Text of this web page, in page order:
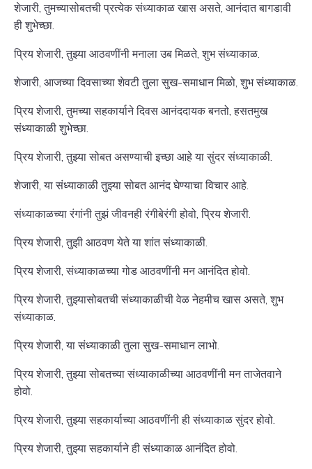
शेजारी, तुमच्यासोबतची प्रत्येक संध्याकाळ खास असते, आनंदात बागडावी
ही शुभेच्छा.
प्रिय शेजारी, तुझ्या आठवणींनी मनाला उब मिळते, शुभ संध्याकाळ.
शेजारी, आजच्या दिवसाच्या शेवटी तुला सुख-समाधान मिळो, शुभ संध्याकाळ.
प्रिय शेजारी, तुमच्या सहकार्याने दिवस आनंददायक बनतो, हसतमुख
संध्याकाळी शुभेच्छा.
प्रिय शेजारी, तुझ्या सोबत असण्याची इच्छा आहे या सुंदर संध्याकाळी.
शेजारी, या संध्याकाळी तुझ्या सोबत आनंद घेण्याचा विचार आहे.
संध्याकाळच्या रंगांनी तुझं जीवनही रंगीबेरंगी होवो, प्रिय शेजारी.
प्रिय शेजारी, तुझी आठवण येते या शांत संध्याकाळी.
प्रिय शेजारी, संध्याकाळच्या गोड आठवणींनी मन आनंदित होवो.
प्रिय शेजारी, तुझ्यासोबतची संध्याकाळीची वेळ नेहमीच खास असते, शुभ
संध्याकाळ.
प्रिय शेजारी, या संध्याकाळी तुला सुख-समाधान लाभो.
प्रिय शेजारी, तुझ्या सोबतच्या संध्याकाळीच्या आठवणींनी मन ताजेतवाने
होवो.
प्रिय शेजारी, तुझ्या सहकार्याच्या आठवणींनी ही संध्याकाळ सुंदर होवो.
प्रिय शेजारी, तुझ्या सहकार्याने ही संध्याकाळ आनंदित होवो.